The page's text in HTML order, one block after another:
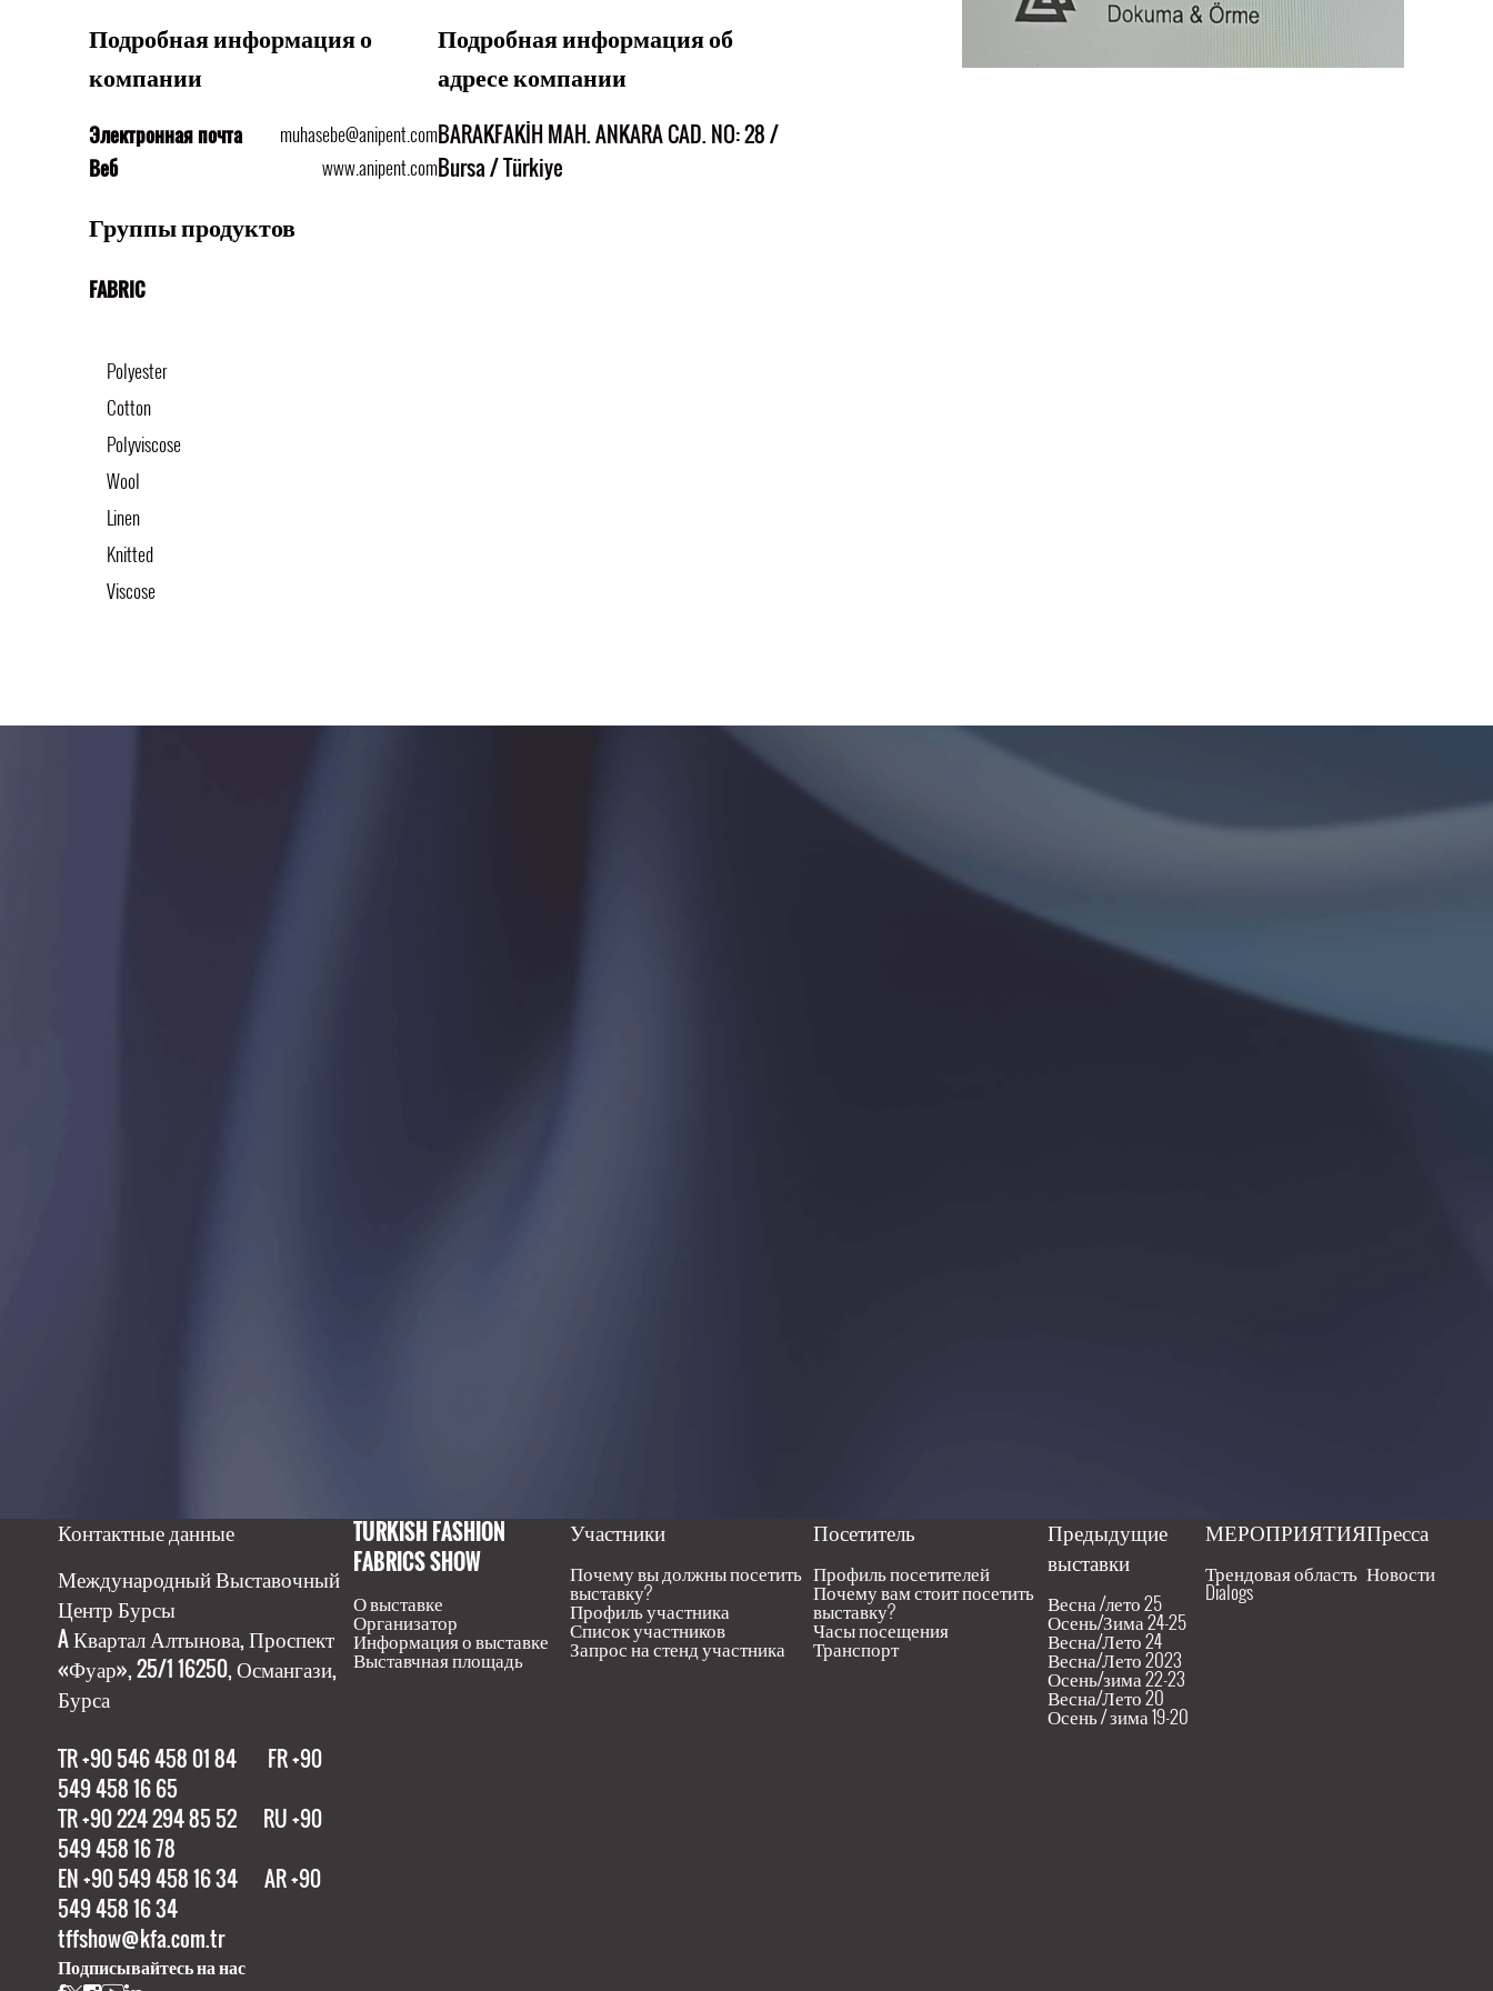
Подробная информация о
компании
Электронная почта muhasebe@anipent.com
Веб www.anipent.com
Подробная информация об
адресе компании
BARAKFAKİH MAH. ANKARA CAD. NO: 28 /
Bursa / Türkiye
Группы продуктов
FABRIC
Polyester
Cotton
Polyviscose
Wool
Linen
Knitted
Viscose
Организатор
Контактные данные
Международный Выставочный
Центр Бурсы
A Квартал Алтынова, Проспект
«Фуар», 25/1 16250, Османгази,
Бурса
TR +90 546 458 01 84 FR +90
549 458 16 65
TR +90 224 294 85 52 RU +90
549 458 16 78
EN +90 549 458 16 34 AR +90
549 458 16 34
tffshow@kfa.com.tr
Подписывайтесь на нас
TURKISH FASHION
FABRICS SHOW
О выставке
Организатор
Информация о выставке
Выставчная площадь
Участники
Почему вы должны посетить
выставку?
Профиль участника
Список участников
Запрос на стенд участника
Посетитель
Профиль посетителей
Почему вам стоит посетить
выставку?
Часы посещения
Транспорт
Предыдущие
выставки
Весна /лето 25
Осень/Зима 24-25
Весна/Лето 24
Весна/Лето 2023
Осень/зима 22-23
Весна/Лето 20
Осень / зима 19-20
МЕРОПРИЯТИЯ
Трендовая область
Dialogs
Пресса
Новости